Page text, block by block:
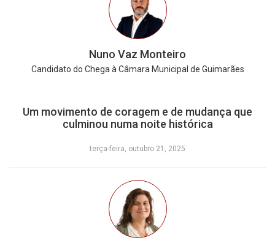
Nuno Vaz Monteiro
Candidato do Chega à Câmara Municipal de Guimarães
Um movimento de coragem e de mudança que
culminou numa noite histórica
terça-feira, outubro 21, 2025